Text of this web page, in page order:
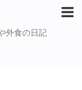
外食の日記